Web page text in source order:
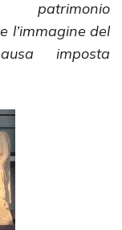
patrimonio
l’immagine del
imposta